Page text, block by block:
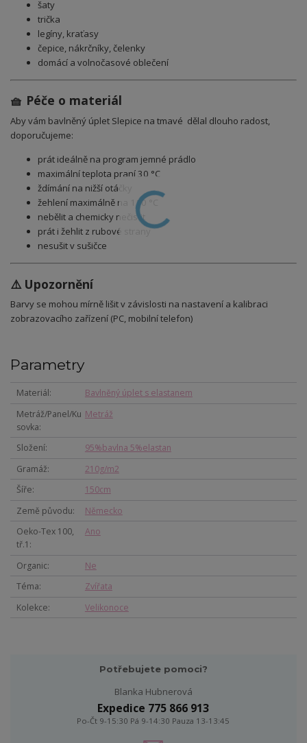
šaty
trička
legíny, kraťasy
čepice, nákrčníky, čelenky
domácí a volnočasové oblečení
🧺 Péče o materiál
Aby vám bavlněný úplet Slepice na tmavé dělal dlouho radost,
doporučujeme:
prát ideálně na program jemné prádlo
maximální teplota praní 30 °C
ždímání na nižší otáčky
žehlení maximálně na 110 °C
nebělit a chemicky nečistit
prát i žehlit z rubové strany
nesušit v sušičce
⚠️ Upozornění
Barvy se mohou mírně lišit v závislosti na nastavení a kalibraci
zobrazovacího zařízení (PC, mobilní telefon)
Parametry
Materiál
Bavlněný úplet s elastanem
Metráž/Panel/Ku
sovka
Metráž
Složení
95%bavlna 5%elastan
Gramáž
210g/m2
Šíře
150cm
Země původu
Německo
Oeko-Tex 100,
tř.1
Ano
Organic
Ne
Téma
Zvířata
Kolekce
Velikonoce
Potřebujete pomoci?
Blanka Hubnerová
Expedice 775 866 913
Po-Čt 9-15:30 Pá 9-14:30 Pauza 13-13:45